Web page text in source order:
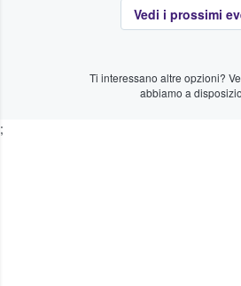
Vedi i prossimi
Ti interessano altre opzioni?
abbiamo a
;